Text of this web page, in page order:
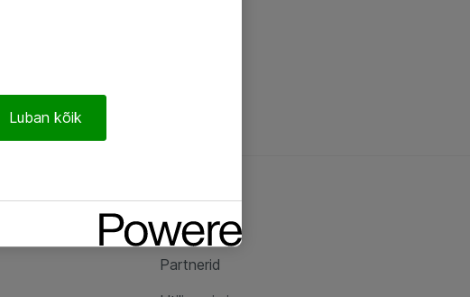
Ateast
Partnerid
Luban kõik